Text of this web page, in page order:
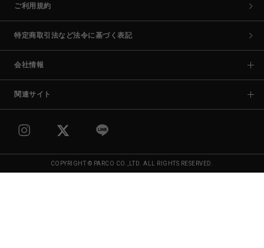
ご利用規約
特定商取引法など法令に基づく表記
会社情報
関連サイト
COPYRIGHT © PARCO CO.,LTD. ALL RIGHTS RESERVED.